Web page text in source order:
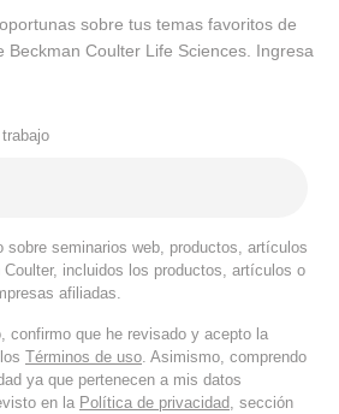
sobre tus temas favoritos de
Beckman Coulter Life Sciences. Ingresa
sobre seminarios web, productos, artículos
incluidos los productos, artículos o
afiliadas.
confirmo que he revisado y acepto la
Términos de uso . Asimismo, comprendo
ya que pertenecen a mis datos
en la Política de privacidad , sección